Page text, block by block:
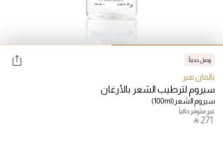
وصل حديثاً
بالمان هير
سيروم لترطيب الشعر بالأرغان
سيروم الشعر (100ml)
غير متوفر حالياً
‎ ⃁ ⁦271⁩ ‎